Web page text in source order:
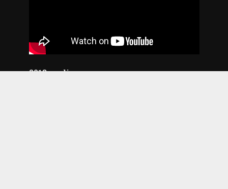
2018. godina